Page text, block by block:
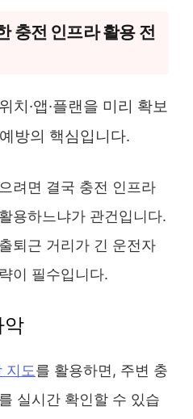
충전 인프라 활용 전
치·앱·플랜을 미리 확보
방의 핵심입니다.
려면 결국 충전 인프라
용하느냐가 관건입니다.
퇴근 거리가 긴 운전자
이 필수입니다.
악
지도를 활용하면, 주변 충
실시간 확인할 수 있습